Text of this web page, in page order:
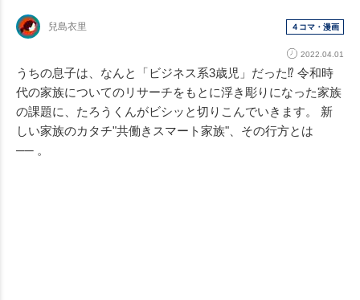
兒島衣里 ４コマ・漫画
2022.04.01
うちの息子は、なんと「ビジネス系3歳児」だった⁉︎ 令和時
代の家族についてのリサーチをもとに浮き彫りになった家族
の課題に、たろうくんがビシッと切りこんでいきます。 新
しい家族のカタチ"共働きスマート家族"、その行方とは
── 。